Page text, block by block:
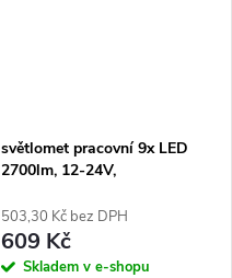
světlomet pracovní 9x LED
2700lm, 12-24V,
503,30 Kč bez DPH
609 Kč
Skladem v e-shopu